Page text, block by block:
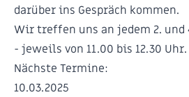
darüber ins Gespräch kommen.
Wir treffen uns an jedem 2. und
- jeweils von 11.00 bis 12.30 Uhr.
Nächste Termine:
10.03.2025